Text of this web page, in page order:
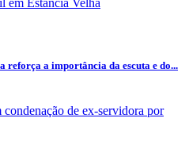
a importância da escuta e do...